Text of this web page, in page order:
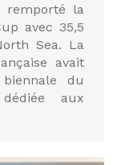
remporté la
avec 35,5
Sea. La
avait
du
aux